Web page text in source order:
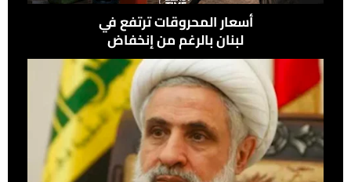
أسعار المحروقات ترتفع في
لبنان بالرغم من إنخفاض
النفط عالميًًا